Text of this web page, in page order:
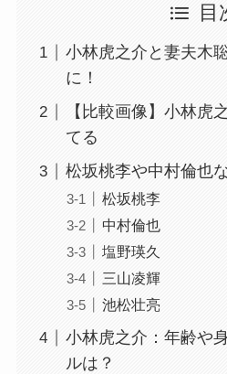
目
小林虎之介と妻夫木
に！
【比較画像】小林虎
てる
松坂桃李や中村倫也
松坂桃李
中村倫也
塩野瑛久
三山凌輝
池松壮亮
小林虎之介：年齢や
ルは？